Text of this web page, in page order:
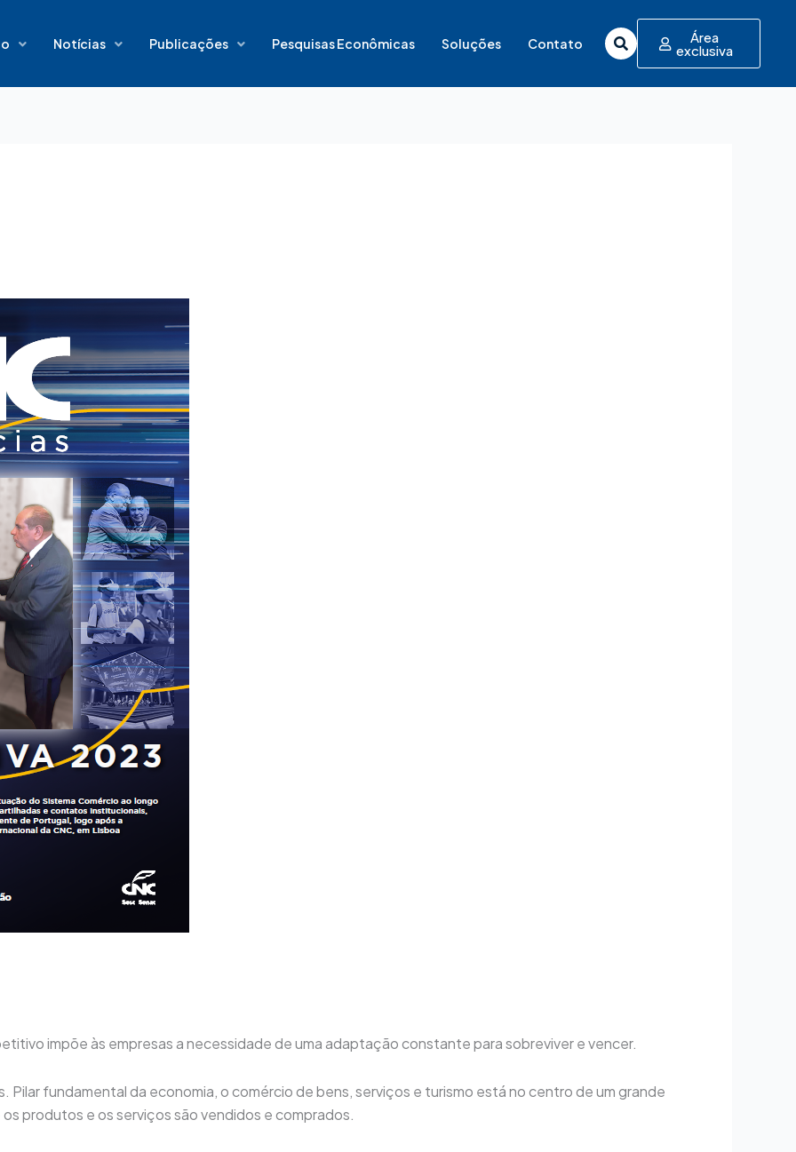
Notícias Publicações Pesquisas Econômicas Soluções Contato Área
exclusiva
impõe às empresas a necessidade de uma adaptação constante para sobreviver e vencer.
fundamental da economia, o comércio de bens, serviços e turismo está no centro de um grande
produtos e os serviços são vendidos e comprados.